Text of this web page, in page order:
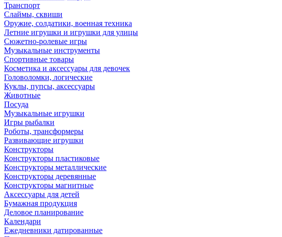
Транспорт
Слаймы, сквиши
Оружие, солдатики, военная техника
Летние игрушки и игрушки для улицы
Сюжетно-ролевые игры
Музыкальные инструменты
Спортивные товары
Косметика и аксессуары для девочек
Головоломки, логические
Куклы, пупсы, аксессуары
Животные
Посуда
Музыкальные игрушки
Игры рыбалки
Роботы, трансформеры
Развивающие игрушки
Конструкторы
Конструкторы пластиковые
Конструкторы металлические
Конструкторы деревянные
Конструкторы магнитные
Аксессуары для детей
Бумажная продукция
Деловое планирование
Календари
Ежедневники датированные